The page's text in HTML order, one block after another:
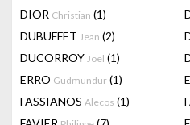
DIOR Christian (1)
DUBUFFET Jean (2)
DUCORROY Joël (1)
ERRO Gudmundur (1)
FASSIANOS Alecos (1)